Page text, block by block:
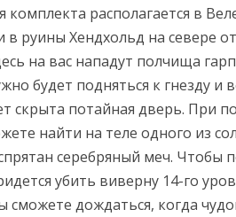
комплекта располагается в
в руины Хендхольд на севере
на вас нападут полчища
будет подняться к гнезду и
скрыта потайная дверь. При
найти на теле одного из
серебряный меч. Чтобы
убить виверну 14-го
сможете дождаться, когда